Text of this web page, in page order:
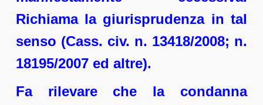
Richiama la giurisprudenza in tal
senso (Cass. civ. n. 13418/2008; n.
18195/2007 ed altre).
Fa rilevare che la condanna